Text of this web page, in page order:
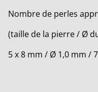
Nombre de perles
(taille de la pierre / Ø
5 x 8 mm / Ø 1,0 mm /